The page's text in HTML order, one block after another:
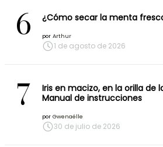
6 ¿Cómo secar la menta
por Arthur
1 de agosto de 2026
7
Iris en macizo, en la orilla de
Manual de instrucciones
por Gwenaëlle
30 de julio de 2026